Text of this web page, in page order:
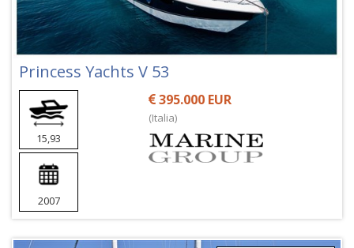
Princess Yachts V 53
15,93
2007
395.000 EUR
(Italia)